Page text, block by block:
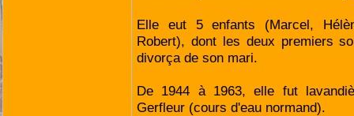
Elle eut 5 enfants (Marcel,
Robert), dont les deux premiers
divorça de son mari.
De 1944 à 1963, elle fut
Gerfleur (cours d'eau normand).